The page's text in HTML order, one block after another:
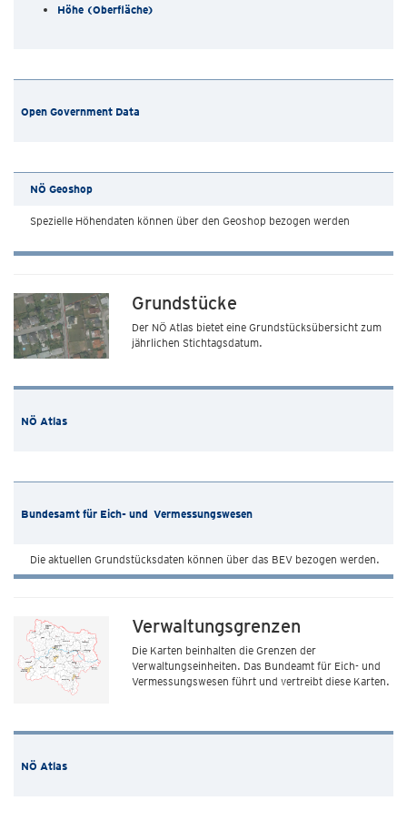
Höhe (Oberfläche)
Open Government Data
NÖ Geoshop
Spezielle Höhendaten können über den Geoshop bezogen werden
Grundstücke
Der NÖ Atlas bietet eine Grundstücksübersicht zum
jährlichen Stichtagsdatum.
NÖ Atlas
Bundesamt für Eich- und Vermessungswesen
Die aktuellen Grundstücksdaten können über das BEV bezogen werden.
Verwaltungsgrenzen
Die Karten beinhalten die Grenzen der
Verwaltungseinheiten. Das Bundeamt für Eich- und
Vermessungswesen führt und vertreibt diese Karten.
NÖ Atlas